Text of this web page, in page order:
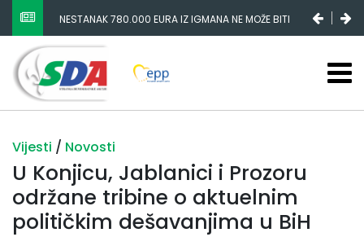
NIKŠIĆ I LAKIĆ ZAVARALI PARLAMENT I RADNIKE
ŽELJEZARE
Vijesti / Novosti
U Konjicu, Jablanici i Prozoru
održane tribine o aktuelnim
političkim dešavanjima u BiH